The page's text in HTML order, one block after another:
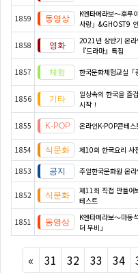
1859
K엔타메라보～후루
사랑」&GHOST9
1858
2021년 상반기 온
『드라마』특집
1857 한국문화체험교실「
1856
일상속의 한국을 즐
시작！
1855 온라인K-POP콘테
1854
제10회 한국요리 사
1853 주일한국문화원 온
1852
제11회 직접 만들어
테스트
1851
K엔타메라보～마동
더 무비」
« Previous
31 32 33 34